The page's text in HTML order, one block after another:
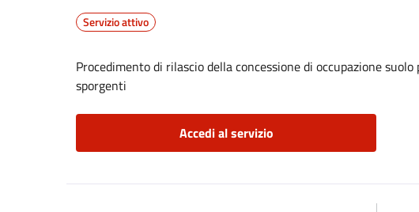
Servizio attivo
Procedimento di rilascio della concessione di occupazione
sporgenti
Accedi al servizio